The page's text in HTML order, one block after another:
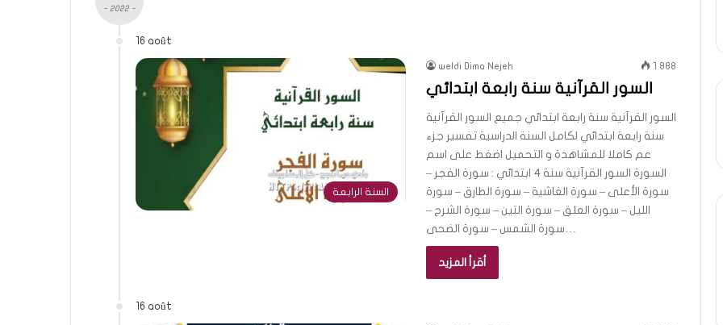
- 2022 -
16 août
السنة الرابعة
weldi Dima Nejeh 1 888
السور القرآنية سنة رابعة ابتدائي
السور القرآنية سنة رابعة ابتدائي جميع السور القرآنية
سنة رابعة ابتدائي لكامل السنة الدراسية تفسير جزء
عم كاملا للمشاهدة و التحميل اضغط على اسم
السورة السور القرآنية سنة 4 ابتدائي : سورة الفجر –
سورة الأعلى – سورة الغاشية – سورة الطارق – سورة
الليل – سورة العلق – سورة التين – سورة الشرح –
سورة الشمس – سورة الضحى…
أقرأ المزيد
16 août